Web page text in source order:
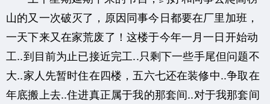
山的又一次破灭了， 原因同事今日都要在厂里加班，
一天下来又在家荒废了！ 这楼于今年一月一日开始动
工..到目前为止已接近完工..只剩下一些手尾但问题不
大..家人先暂时住在四楼，五六七还在装修中..争取在
年底搬上去..住进真正属于我的那套间..对于我那套间